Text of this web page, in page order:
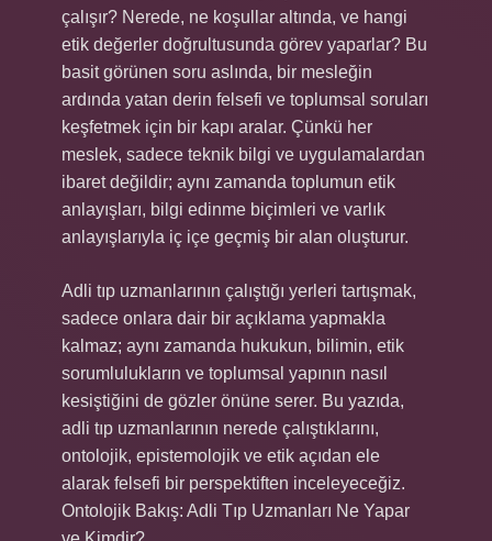
çalışır? Nerede, ne koşullar altında, ve hangi
etik değerler doğrultusunda görev yaparlar? Bu
basit görünen soru aslında, bir mesleğin
ardında yatan derin felsefi ve toplumsal soruları
keşfetmek için bir kapı aralar. Çünkü her
meslek, sadece teknik bilgi ve uygulamalardan
ibaret değildir; aynı zamanda toplumun etik
anlayışları, bilgi edinme biçimleri ve varlık
anlayışlarıyla iç içe geçmiş bir alan oluşturur.
Adli tıp uzmanlarının çalıştığı yerleri tartışmak,
sadece onlara dair bir açıklama yapmakla
kalmaz; aynı zamanda hukukun, bilimin, etik
sorumlulukların ve toplumsal yapının nasıl
kesiştiğini de gözler önüne serer. Bu yazıda,
adli tıp uzmanlarının nerede çalıştıklarını,
ontolojik, epistemolojik ve etik açıdan ele
alarak felsefi bir perspektiften inceleyeceğiz.
Ontolojik Bakış: Adli Tıp Uzmanları Ne Yapar